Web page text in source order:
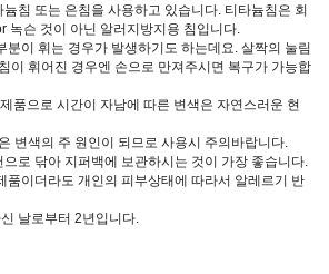
침 또는 은침을 사용하고 있습니다. 티타늄침은 회
녹슨 것이 아닌 알러지방지용 침입니다.
분이 휘는 경우가 발생하기도 하는데요. 살짝의 눌림
이 휘어진 경우엔 손으로 만져주시면 복구가 가능합
품으로 시간이 자남에 따른 변색은 자연스러운 현
변색의 주 원인이 되므로 사용시 주의바랍니다.
로 닦아 지퍼백에 보관하시는 것이 가장 좋습니다.
품이더라도 개인의 피부상태에 따라서 알레르기 반
날로부터 2년입니다.